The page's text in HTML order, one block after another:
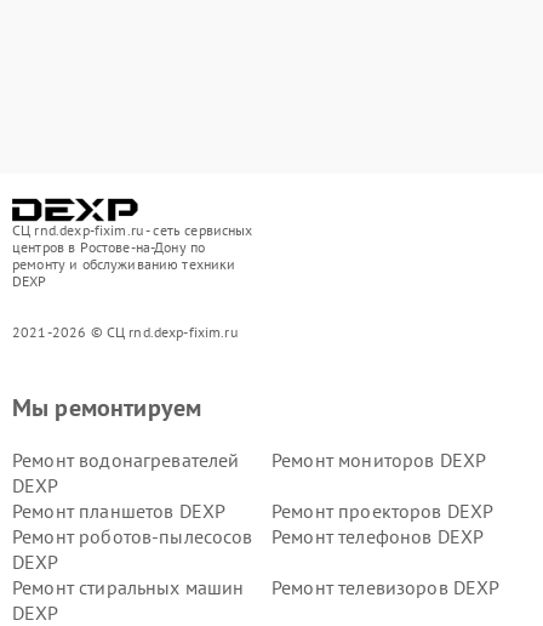
СЦ rnd.dexp-fixim.ru - сеть сервисных
центров в Ростове-на-Дону по
ремонту и обслуживанию техники
DEXP
2021-2026 © СЦ rnd.dexp-fixim.ru
Мы ремонтируем
Ремонт водонагревателей
DEXP
Ремонт мониторов DEXP
Ремонт планшетов DEXP
Ремонт проекторов DEXP
Ремонт роботов-пылесосов
DEXP
Ремонт телефонов DEXP
Ремонт стиральных машин
DEXP
Ремонт телевизоров DEXP